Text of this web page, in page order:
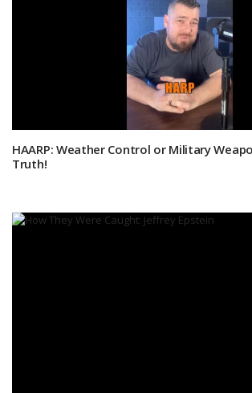
HAARP: Weather Control or Military
Truth!